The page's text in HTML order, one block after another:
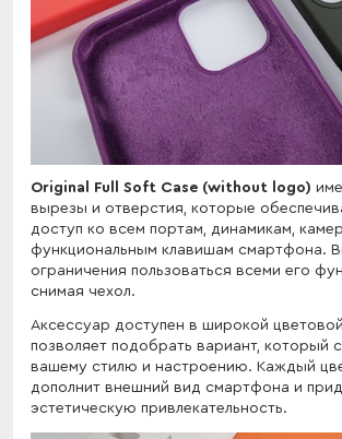
Original Full Soft Case (without logo)
вырезы и отверстия, которые
доступ ко всем портам, динамикам,
функциональным клавишам смартфона.
ограничения пользоваться всеми его
снимая чехол.
Аксессуар доступен в широкой
позволяет подобрать вариант, который
вашему стилю и настроению. Каждый
дополнит внешний вид смартфона и
эстетическую привлекательность.